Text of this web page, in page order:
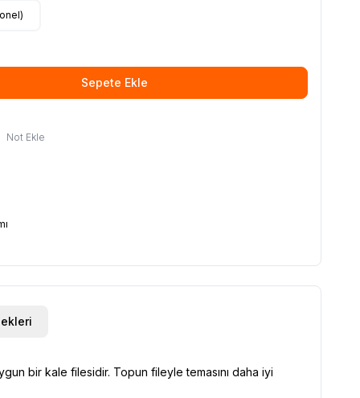
Sepete Ekle
Not Ekle
bir kale filesidir. Topun fileyle temasını daha iyi